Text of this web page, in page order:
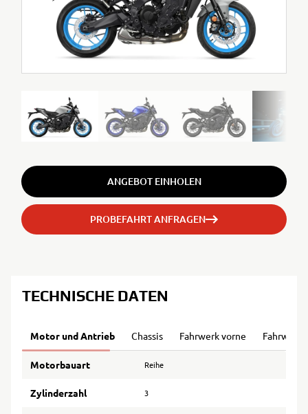
ANGEBOT EINHOLEN
PROBEFAHRT ANFRAGEN
TECHNISCHE DATEN
Motor und Antrieb Chassis Fahrwerk vorne Fahrwerk
Motorbauart Reihe
Zylinderzahl 3